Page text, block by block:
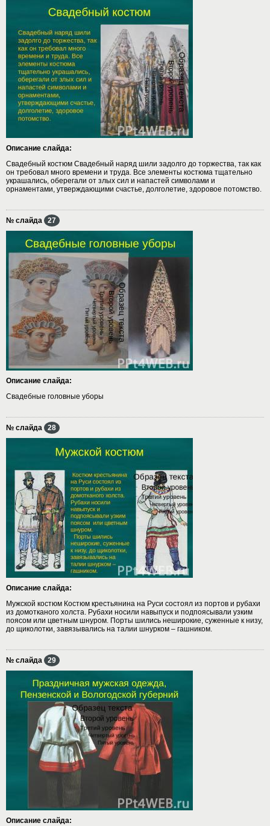
Описание слайда:
Свадебный костюм Свадебный наряд шили задолго до торжества, так как
он требовал много времени и труда. Все элементы костюма тщательно
украшались, оберегали от злых сил и напастей символами и
орнаментами, утверждающими счастье, долголетие, здоровое потомство.
№ слайда 27
Описание слайда:
Свадебные головные уборы
№ слайда 28
Описание слайда:
Мужской костюм Костюм крестьянина на Руси состоял из портов и рубахи
из домотканого холста. Рубахи носили навыпуск и подпоясывали узким
поясом или цветным шнуром. Порты шились неширокие, суженные к низу,
до щиколотки, завязывались на талии шнурком – гашником.
№ слайда 29
Описание слайда: